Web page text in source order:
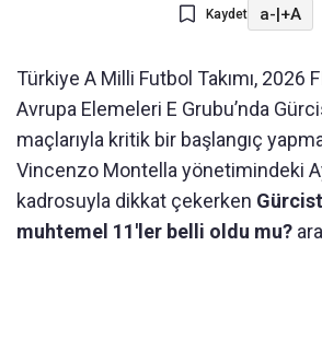
Kaydet a-|+A
Türkiye A Milli Futbol Takımı, 2026
Avrupa Elemeleri E Grubu’nda
maçlarıyla kritik bir başlangıç
Vincenzo Montella yönetimindeki
kadrosuyla dikkat çekerken
muhtemel 11'ler belli oldu mu?